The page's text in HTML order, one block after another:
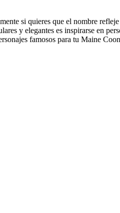
si quieres que el nombre
y elegantes es inspirarse en
famosos para tu Maine